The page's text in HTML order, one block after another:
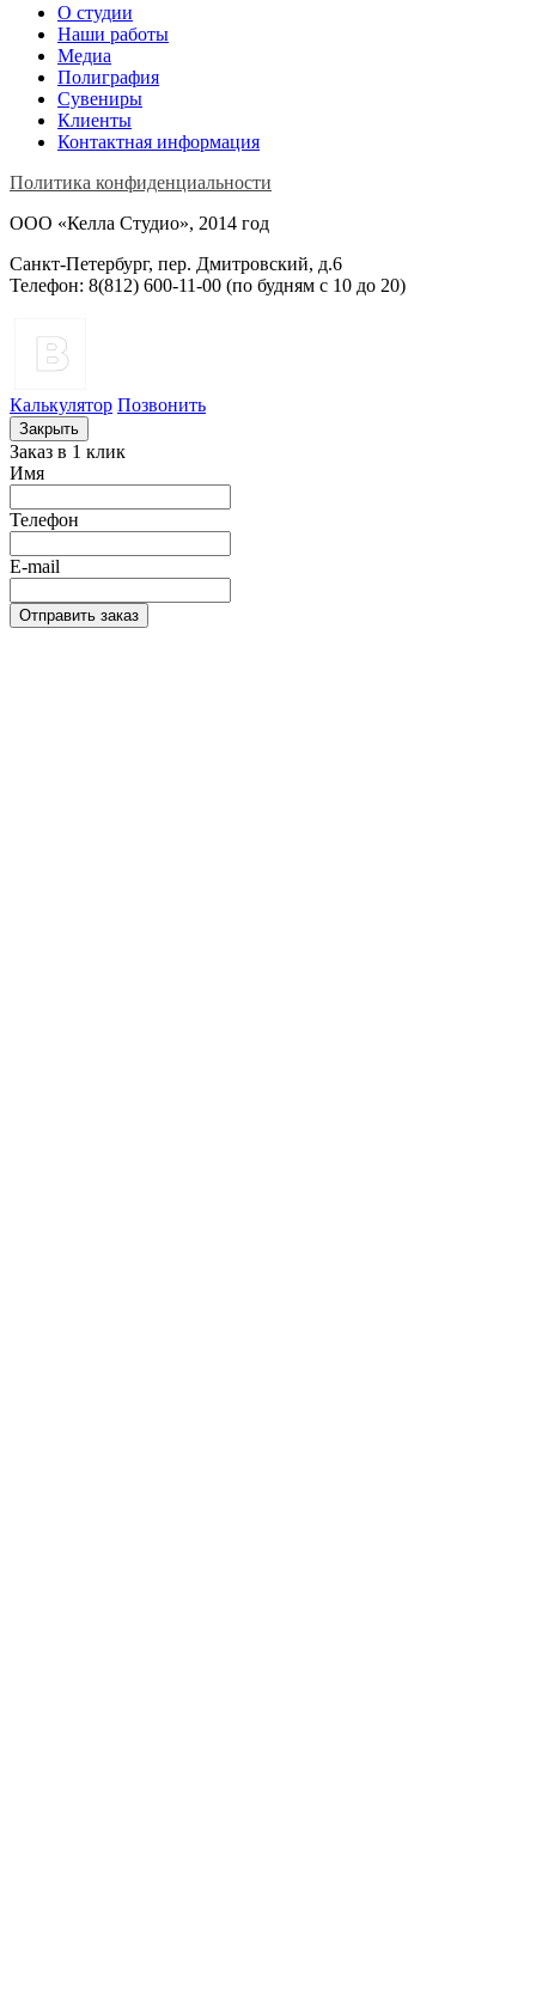
О студии
Наши работы
Медиа
Полиграфия
Сувениры
Клиенты
Контактная информация
Политика конфиденциальности
ООО «Келла Студио», 2014 год
Санкт-Петербург, пер. Дмитровский, д.6
Телефон: 8(812) 600-11-00 (по будням c 10 до 20)
Калькулятор Позвонить
Закрыть
Заказ в 1 клик
Имя
Телефон
E-mail
Отправить заказ